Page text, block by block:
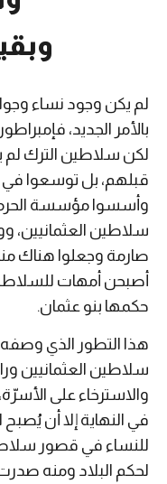
لم يكن وجود نساء
بالأمر الجديد،
لكن سلاطين الترك لم
قبلهم، بل توسعوا في
وأسسوا مؤسسة
سلاطين العثمانيين،
صارمة وجعلوا هناك
أصبحن أمهات
حكمها بنو عثمان.
هذا التطور الذي
سلاطين العثمانيين
والاسترخاء على
في النهاية إلا أن
للنساء في قصور
لحكم البلاد ومنه